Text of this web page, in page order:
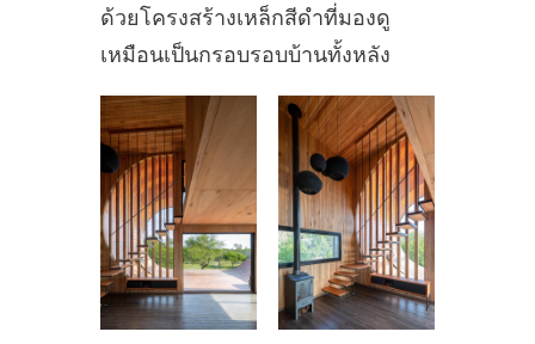
ด้วยโครงสร้างเหล็กสีดำที่มองดู
เหมือนเป็นกรอบรอบบ้านทั้งหลัง